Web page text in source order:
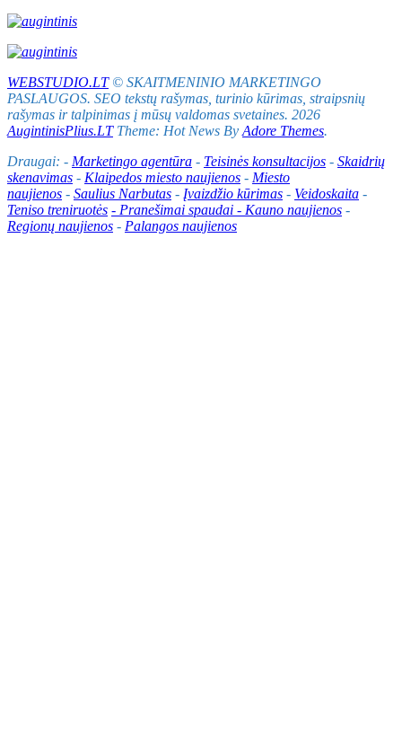
WEBSTUDIO.LT© SKAITMENINIO MARKETINGO
PASLAUGOS. SEO tekstų rašymas, turinio kūrimas, straipsnių
rašymas ir talpinimas į mūsų valdomas svetaines. 2026
AugintinisPlius.LTTheme: Hot News By Adore Themes.
Draugai: - Marketingo agentūra - Teisinės konsultacijos - Skaidrių
skenavimas - Klaipedos miesto naujienos - Miesto
naujienos - Saulius Narbutas - Įvaizdžio kūrimas - Veidoskaita -
Teniso treniruotės - Pranešimai spaudai - Kauno naujienos -
Regionų naujienos - Palangos naujienos